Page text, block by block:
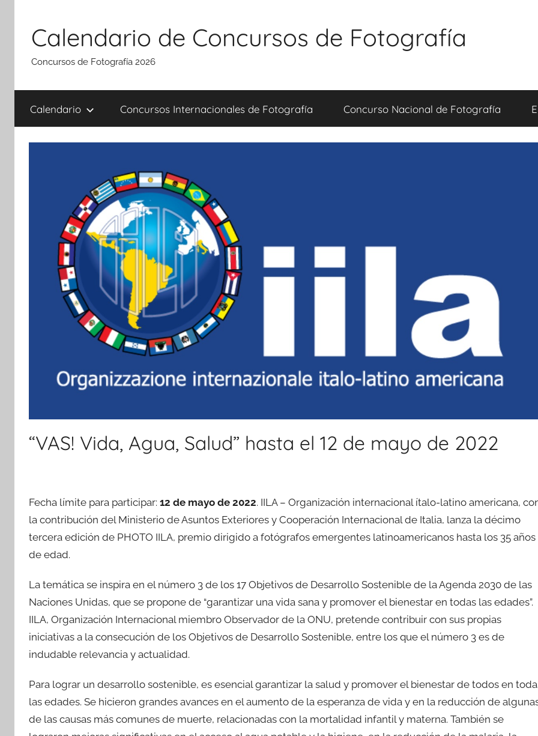
contenido
Calendario de Concursos de Fotografía
Concursos de Fotografía 2026
Calendario Concursos Internacionales de Fotografía Concurso Nacional de Fotografía
“VAS! Vida, Agua, Salud” hasta el 12 de mayo de 2022
Fecha límite para participar: 12 de mayo de 2022. IILA – Organización internacional ítalo-latino americana,
la contribución del Ministerio de Asuntos Exteriores y Cooperación Internacional de Italia, lanza la décimo
tercera edición de PHOTO IILA, premio dirigido a fotógrafos emergentes latinoamericanos hasta los 35 años
de edad.
La temática se inspira en el número 3 de los 17 Objetivos de Desarrollo Sostenible de la Agenda 2030 de las
Naciones Unidas, que se propone de “garantizar una vida sana y promover el bienestar en todas las edades”.
IILA, Organización Internacional miembro Observador de la ONU, pretende contribuir con sus propias
iniciativas a la consecución de los Objetivos de Desarrollo Sostenible, entre los que el número 3 es de
indudable relevancia y actualidad.
Para lograr un desarrollo sostenible, es esencial garantizar la salud y promover el bienestar de todos en
las edades. Se hicieron grandes avances en el aumento de la esperanza de vida y en la reducción de
de las causas más comunes de muerte, relacionadas con la mortalidad infantil y materna. También se